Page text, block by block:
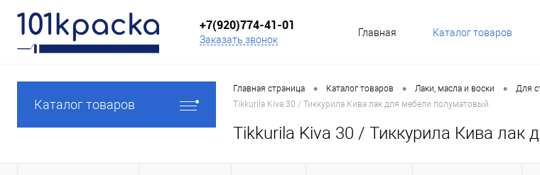
+7(920)774-41-01
Заказать звонок
Главная Каталог товаров
Каталог товаров
Главная страница • Каталог товаров • Лаки, масла и воски • Для
Tikkurila Kiva 30 / Тиккурила Кива лак для мебели полуматовый
Tikkurila Kiva 30 / Тиккурила Кива лак